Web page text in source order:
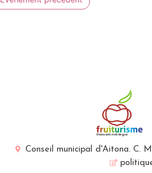
Conseil municipal d'Aitona. C.